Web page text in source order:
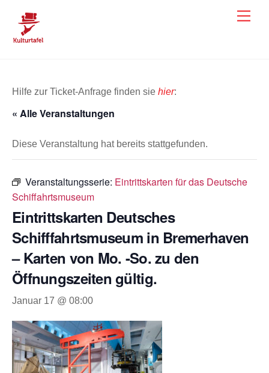
content
Hilfe zur Ticket-Anfrage finden sie hier:
« Alle Veranstaltungen
Diese Veranstaltung hat bereits stattgefunden.
Veranstaltungsserie: Eintrittskarten für das Deutsche
Schiffahrtsmuseum
Eintrittskarten Deutsches
Schifffahrtsmuseum in Bremerhaven
– Karten von Mo. -So. zu den
Öffnungszeiten gültig.
Januar 17 @ 08:00